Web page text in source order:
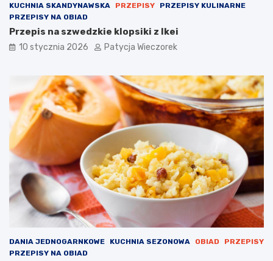
KUCHNIA SKANDYNAWSKA PRZEPISY
PRZEPISY KULINARNE
PRZEPISY NA OBIAD
Przepis na szwedzkie klopsiki z Ikei
10 stycznia 2026 Patycja Wieczorek
DANIA JEDNOGARNKOWE KUCHNIA SEZONOWA OBIAD
PRZEPISY
PRZEPISY NA OBIAD